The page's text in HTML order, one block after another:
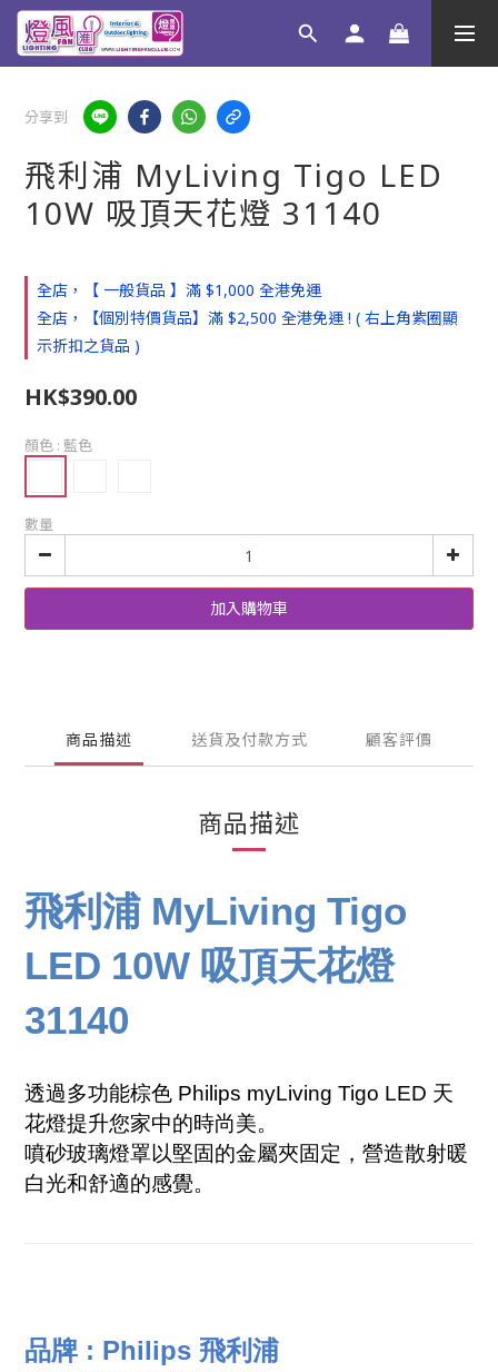
分享到
飛利浦 MyLiving Tigo LED
10W 吸頂天花燈 31140
全店，【 一般貨品 】滿 $1,000 全港免運
全店，【個別特價貨品】滿 $2,500 全港免運 ! ( 右上角紫圈顯
示折扣之貨品 )
HK$390.00
顏色 : 藍色
數量
加入購物車
商品描述 送貨及付款方式 顧客評價
商品描述
飛利浦 MyLiving Tigo
LED 10W 吸頂天花燈
31140
透過多功能棕色 Philips myLiving Tigo LED 天
花燈提升您家中的時尚美。
噴砂玻璃燈罩以堅固的金屬夾固定，營造散射暖
白光和舒適的感覺。
品牌 : Philips 飛利浦